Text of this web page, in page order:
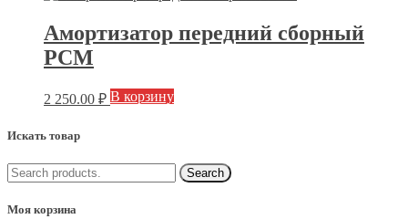
Амортизатор передний сборный
РСМ
2 250.00 ₽ В корзину
Искать товар
Моя корзина